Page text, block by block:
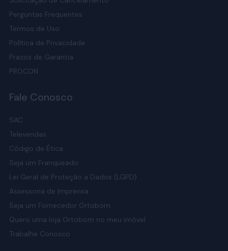
Perguntas Frequentes
Termos de Uso
Política de Privacidade
Prazos de Garantia
PROCON
Fale Conosco
SAC
Televendas
Código de Ética
Seja um Franqueado
Lei Geral de Proteção a Dados (LGPD)
Assessoria de Imprensa
Seja um Fornecedor Ortobom
Quero uma loja Ortobom no meu imóvel
Trabalhe Conosco